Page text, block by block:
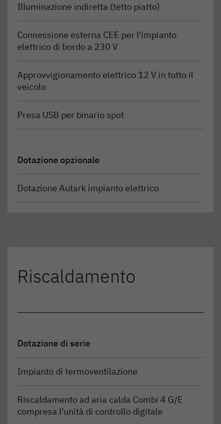
Illuminazione indiretta (tetto piatto)
Connessione esterna CEE per l'impianto
elettrico di bordo a 230 V
Approvvigionamento elettrico 12 V in tutto il
veicolo
Presa USB per binario spot
Dotazione opzionale
Dotazione Autark impianto elettrico
Riscaldamento
Dotazione di serie
Impianto di termoventilazione
Riscaldamento ad aria calda Combi 4 G/E
compresa l'unità di controllo digitale